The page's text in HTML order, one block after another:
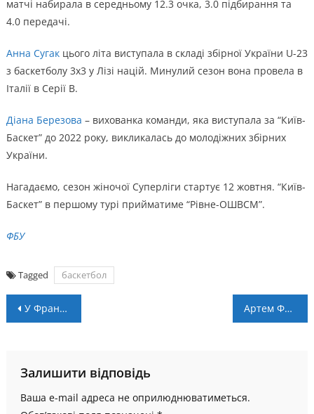
матчі набирала в середньому 12.3 очка, 3.0 підбирання та
4.0 передачі.
Анна Сугакцього літа виступала в складі збірної України U-23
з баскетболу 3х3 у Лізі націй. Минулий сезон вона провела в
Італії в Серії В.
Діана Березова – вихованка команди, яка виступала за “Київ-
Баскет” до 2022 року, викликалась до молодіжних збірних
України.
Нагадаємо, сезон жіночої Суперліги стартує 12 жовтня. “Київ-
Баскет” в першому турі прийматиме “Рівне-ОШВСМ”.
ФБУ
Tagged баскетбол
Навігація
У Франківську відбулась благодійна естафета “Біжу для ЗСУ” Артем Фаренюк – в символічній п’ятірці 5-го туру Екстраліги
Залишити відповідь
Ваша e-mail адреса не оприлюднюватиметься.